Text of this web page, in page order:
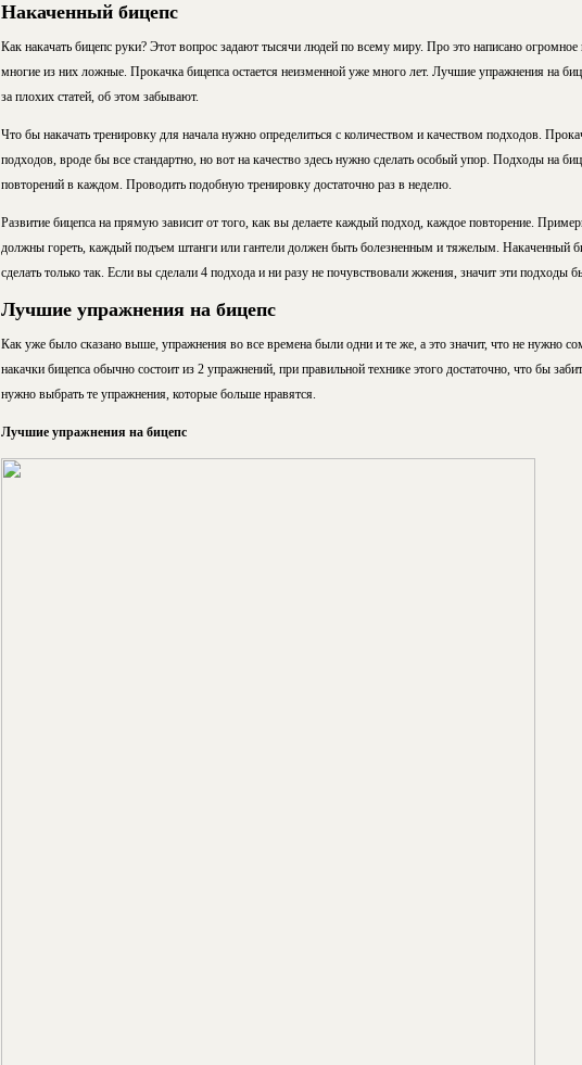
Накаченный бицепс
Как накачать бицепс руки? Этот вопрос задают тысячи людей по всему миру. Про это написано огромное
многие из них ложные. Прокачка бицепса остается неизменной уже много лет. Лучшие упражнения на
за плохих статей, об этом забывают.
Что бы накачать тренировку для начала нужно определиться с количеством и качеством подходов.
подходов, вроде бы все стандартно, но вот на качество здесь нужно сделать особый упор. Подходы на
повторений в каждом. Проводить подобную тренировку достаточно раз в неделю.
Развитие бицепса на прямую зависит от того, как вы делаете каждый подход, каждое повторение.
должны гореть, каждый подъем штанги или гантели должен быть болезненным и тяжелым. Накаченный
сделать только так. Если вы сделали 4 подхода и ни разу не почувствовали жжения, значит эти подходы
Лучшие упражнения на бицепс
Как уже было сказано выше, упражнения во все времена были одни и те же, а это значит, что не нужно
накачки бицепса обычно состоит из 2 упражнений, при правильной технике этого достаточно, что бы
нужно выбрать те упражнения, которые больше нравятся.
Лучшие упражнения на бицепс